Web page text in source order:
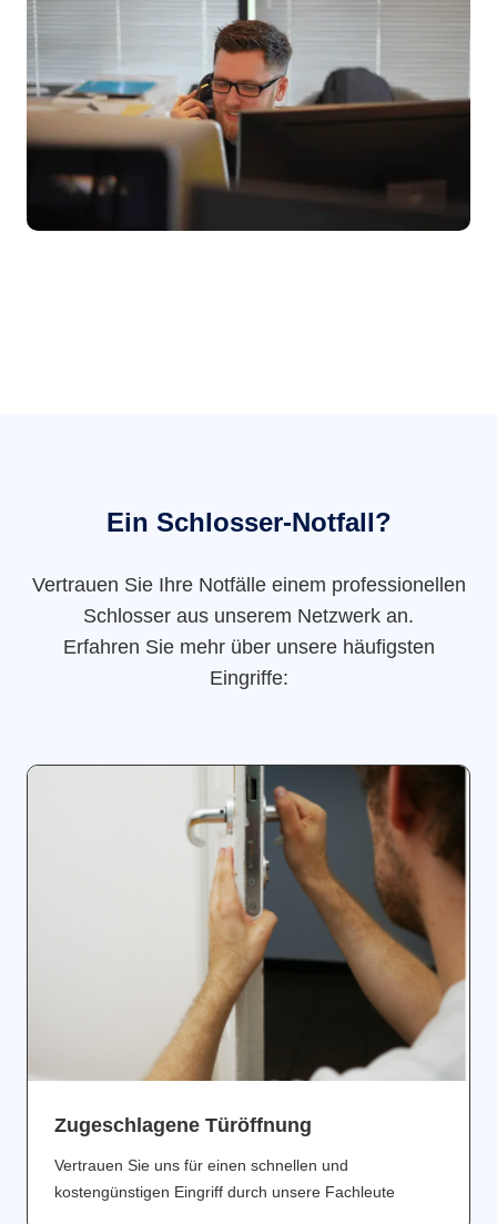
Ein Schlosser-Notfall?
Vertrauen Sie Ihre Notfälle einem professionellen
Schlosser aus unserem Netzwerk an.
Erfahren Sie mehr über unsere häufigsten
Eingriffe:
Zugeschlagene Türöffnung
Vertrauen Sie uns für einen schnellen und
kostengünstigen Eingriff durch unsere Fachleute